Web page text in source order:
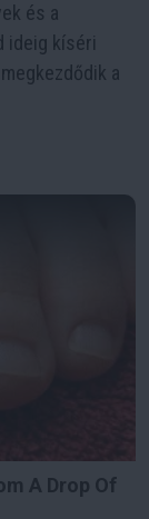
és a
ideig kíséri
a
A Drop Of